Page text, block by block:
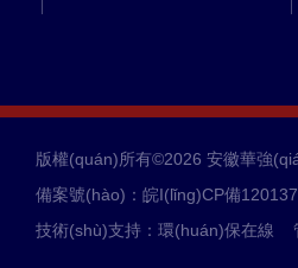
版權(quán)所有©2026 安徽華強
備案號(hào)：皖I(lǐng)CP備
技術(shù)支持： 環(huán)保在線